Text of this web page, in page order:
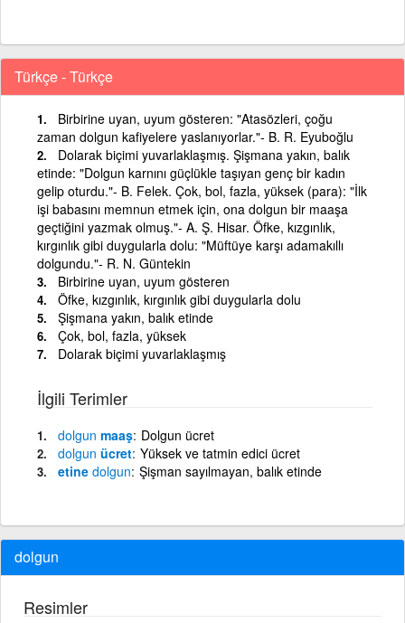
Türkçe - Türkçe
Birbirine uyan, uyum gösteren: "Atasözleri, çoğu
zaman dolgun kafiyelere yaslanıyorlar."- B. R. Eyuboğlu
Dolarak biçimi yuvarlaklaşmış. Şişmana yakın, balık
etinde: "Dolgun karnını güçlükle taşıyan genç bir kadın
gelip oturdu."- B. Felek. Çok, bol, fazla, yüksek (para): "İlk
işi babasını memnun etmek için, ona dolgun bir maaşa
geçtiğini yazmak olmuş."- A. Ş. Hisar. Öfke, kızgınlık,
kırgınlık gibi duygularla dolu: "Müftüye karşı adamakıllı
dolgundu."- R. N. Güntekin
Birbirine uyan, uyum gösteren
Öfke, kızgınlık, kırgınlık gibi duygularla dolu
Şişmana yakın, balık etinde
Çok, bol, fazla, yüksek
Dolarak biçimi yuvarlaklaşmış
İlgili Terimler
dolgun maaş Dolgun ücret
dolgun ücret Yüksek ve tatmin edici ücret
etine dolgun Şişman sayılmayan, balık etinde
dolgun
Resimler